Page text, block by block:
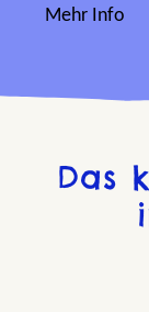
Mehr Info
Das